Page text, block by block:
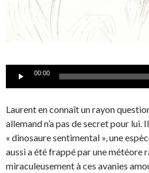
Lecteur00:00
Laurent en connaît un rayon
allemand n’a pas de secret pour lui.
« dinosaure sentimental », une
aussi a été frappé par une météore
miraculeusement à ces avanies